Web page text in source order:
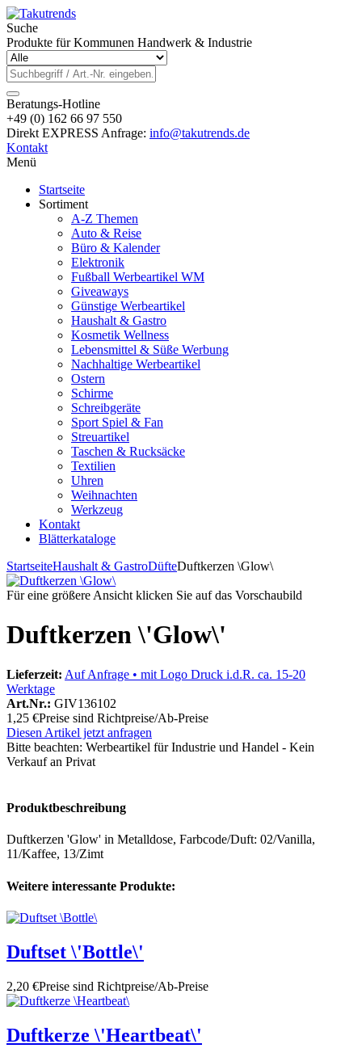
Suche
Produkte für Kommunen Handwerk & Industrie
Beratungs-Hotline
+49 (0) 162 66 97 550
Direkt EXPRESS Anfrage: info@takutrends.de
Kontakt
Menü
Startseite
Sortiment
A-Z Themen
Auto & Reise
Büro & Kalender
Elektronik
Fußball Werbeartikel WM
Giveaways
Günstige Werbeartikel
Haushalt & Gastro
Kosmetik Wellness
Lebensmittel & Süße Werbung
Nachhaltige Werbeartikel
Ostern
Schirme
Schreibgeräte
Sport Spiel & Fan
Streuartikel
Taschen & Rucksäcke
Textilien
Uhren
Weihnachten
Werkzeug
Kontakt
Blätterkataloge
StartseiteHaushalt & GastroDüfteDuftkerzen \Glow\
Für eine größere Ansicht klicken Sie auf das Vorschaubild
Duftkerzen \'Glow\'
Lieferzeit: Auf Anfrage • mit Logo Druck i.d.R. ca. 15-20
Werktage
Art.Nr.: GIV136102
1,25 €Preise sind Richtpreise/Ab-Preise
Diesen Artikel jetzt anfragen
Bitte beachten: Werbeartikel für Industrie und Handel - Kein
Verkauf an Privat
Produktbeschreibung
Duftkerzen 'Glow' in Metalldose, Farbcode/Duft: 02/Vanilla,
11/Kaffee, 13/Zimt
Weitere interessante Produkte:
Duftset \'Bottle\'
2,20 €Preise sind Richtpreise/Ab-Preise
Duftkerze \'Heartbeat\'